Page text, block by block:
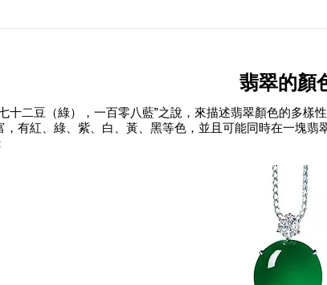
翡翠的顏
十二豆（綠），一百零八藍”之說，來描述翡翠顏色的多樣性
，有紅、綠、紫、白、黃、黑等色，並且可能同時在一塊翡